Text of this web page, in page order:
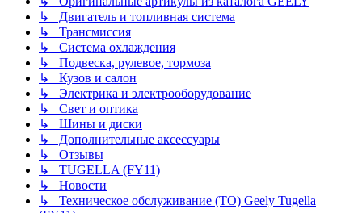
↳ Двигатель и топливная система
↳ Трансмиссия
↳ Система охлаждения
↳ Подвеска, рулевое, тормоза
↳ Кузов и салон
↳ Электрика и электрооборудование
↳ Свет и оптика
↳ Шины и диски
↳ Дополнительные аксессуары
↳ Отзывы
↳ TUGELLA (FY11)
↳ Новости
↳ Техническое обслуживание (ТО) Geely Tugella